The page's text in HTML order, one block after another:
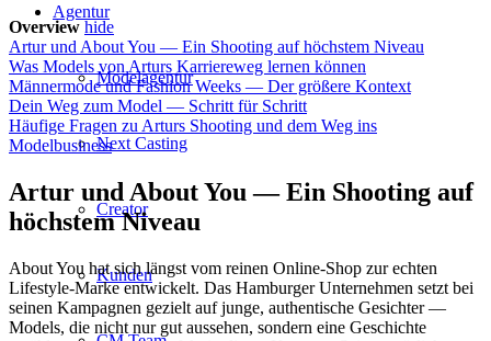
Agentur
Modelagentur
Next Casting
Creator
Kunden
Overview hide
Artur und About You — Ein Shooting auf höchstem Niveau
Was Models von Arturs Karriereweg lernen können
Männermode und Fashion Weeks — Der größere Kontext
Dein Weg zum Model — Schritt für Schritt
Häufige Fragen zu Arturs Shooting und dem Weg ins
Modelbusiness
Artur und About You — Ein Shooting auf
höchstem Niveau
About You hat sich längst vom reinen Online-Shop zur echten
Lifestyle-Marke entwickelt. Das Hamburger Unternehmen setzt bei
seinen Kampagnen gezielt auf junge, authentische Gesichter —
Models, die nicht nur gut aussehen, sondern eine Geschichte